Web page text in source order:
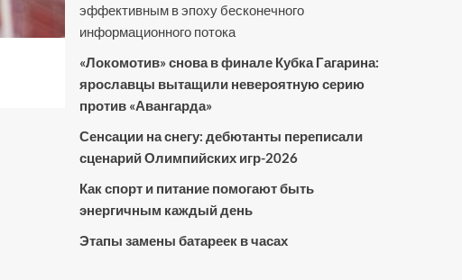
эффективным в эпоху бесконечного
информационного потока
«Локомотив» снова в финале Кубка Гагарина:
ярославцы вытащили невероятную серию
против «Авангарда»
Сенсации на снегу: дебютанты переписали
сценарий Олимпийских игр-2026
Как спорт и питание помогают быть
энергичным каждый день
Этапы замены батареек в часах